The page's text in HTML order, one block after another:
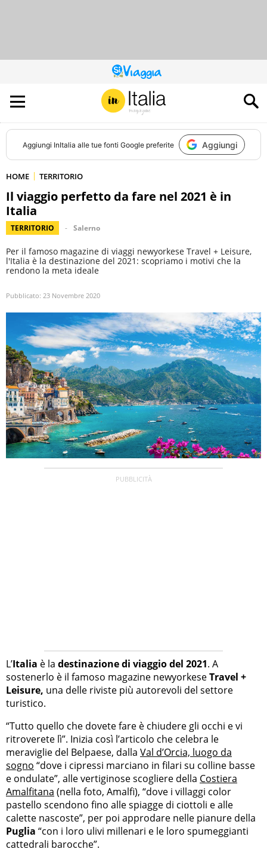
QUESTO
SITO
CONTRIBUISCE
ALL’AUDIENCE
DI
Aggiungi InItalia alle tue fonti Google preferite Aggiungi
HOME TERRITORIO
Il viaggio perfetto da fare nel 2021 è in
Italia
TERRITORIO Salerno
Per il famoso magazine di viaggi newyorkese Travel + Leisure,
l'Italia è la destinazione del 2021: scopriamo i motivi che la
rendono la meta ideale
Pubblicato: 23 Novembre 2020
L’Italia è la destinazione di viaggiodel 2021. A
sostenerlo è il famoso magazine newyorkeseTravel +
Leisure, una delle riviste più autorevoli del settore
turistico.
“Tutto quello che dovete fare è chiudere gli occhi e vi
ritroverete lì”. Inizia così l’articolo che celebra le
meraviglie del Belpaese, dalla Val d’Orcia, luogo da
sogno “dove i cipressi marciano in filari su colline basse
e ondulate”, alle vertiginose scogliere della Costiera
Amalfitana (nella foto, Amalfi), “dove i villaggi color
pastello scendono fino alle spiagge di ciottoli e alle
calette nascoste”, per poi approdare nelle pianure della
Puglia “con i loro ulivi millenari e le loro spumeggianti
cattedrali barocche”.